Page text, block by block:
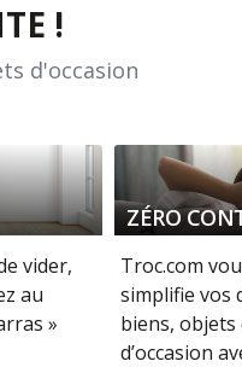
!
d'occasion
vider,
au
»
ZÉRO
Troc.com
simplifie vos
biens,
d’occasion